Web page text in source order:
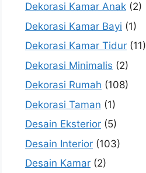
Dekorasi Kamar Anak (2)
Dekorasi Kamar Bayi (1)
Dekorasi Kamar Tidur (11)
Dekorasi Minimalis (2)
Dekorasi Rumah (108)
Dekorasi Taman (1)
Desain Eksterior (5)
Desain Interior (103)
Desain Kamar (2)